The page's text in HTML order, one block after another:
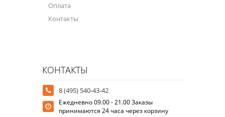
Оплата
Контакты
КОНТАКТЫ
8 (495) 540-43-42
Ежедневно 09.00 - 21.00 Заказы
принимаются 24 часа через корзину